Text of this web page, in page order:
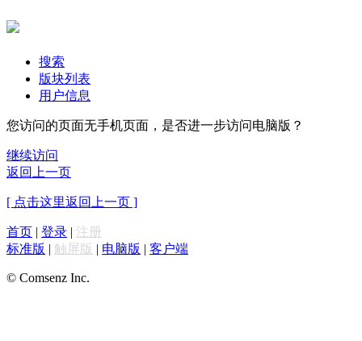
搜索
版块列表
用户信息
您访问的页面无手机页面，是否进一步访问电脑版？
继续访问
返回上一页
[ 点击这里返回上一页 ]
首页 | 登录 | 注册
标准版 | 触屏版 | 电脑版 | 客户端
© Comsenz Inc.